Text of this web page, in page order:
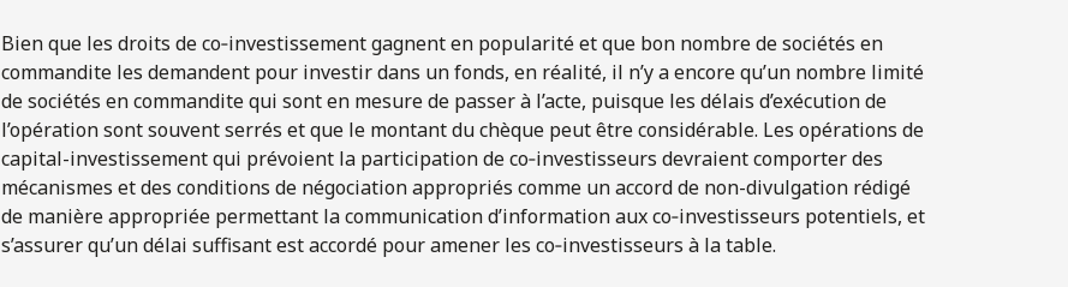
Bien que les droits de co‑investissement gagnent en popularité et que bon nombre de sociétés en
commandite les demandent pour investir dans un fonds, en réalité, il n’y a encore qu’un nombre limité
de sociétés en commandite qui sont en mesure de passer à l’acte, puisque les délais d’exécution de
l’opération sont souvent serrés et que le montant du chèque peut être considérable. Les opérations de
capital-investissement qui prévoient la participation de co‑investisseurs devraient comporter des
mécanismes et des conditions de négociation appropriés comme un accord de non-divulgation rédigé
de manière appropriée permettant la communication d’information aux co‑investisseurs potentiels, et
s’assurer qu’un délai suffisant est accordé pour amener les co‑investisseurs à la table.